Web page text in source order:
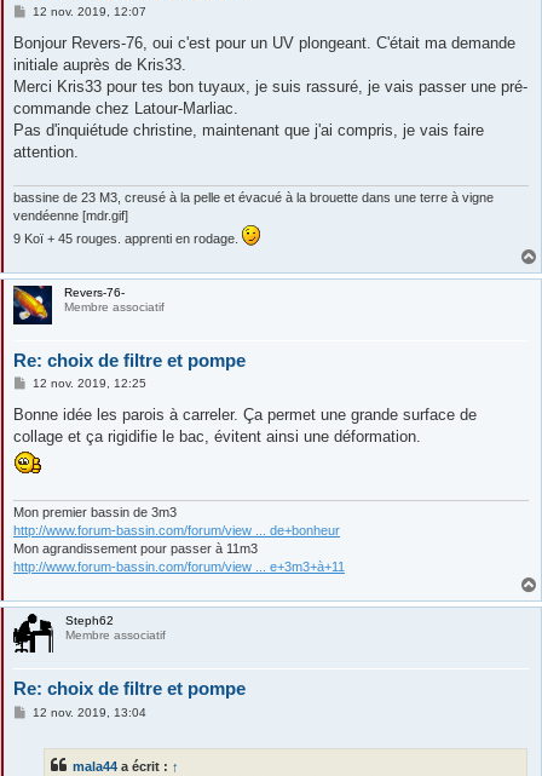
M
s
a
g
12 nov. 2019, 12:07
Bonjour Revers-76, oui c'est pour un UV plongeant. C'était ma demande
initiale auprès de Kris33.
Merci Kris33 pour tes bon tuyaux, je suis rassuré, je vais passer une pré-
commande chez Latour-Marliac.
Pas d'inquiétude christine, maintenant que j'ai compris, je vais faire
attention.
bassine de 23 M3, creusé à la pelle et évacué à la brouette dans une terre à vigne
vendéenne [mdr.gif]
9 Koï + 45 rouges. apprenti en rodage.
Revers-76-
Membre associatif
Re: choix de filtre et pompe
M
s
a
g
e
12 nov. 2019, 12:25
Bonne idée les parois à carreler. Ça permet une grande surface de
collage et ça rigidifie le bac, évitent ainsi une déformation.
Mon premier bassin de 3m3
http://www.forum-bassin.com/forum/view ... de+bonheur
Mon agrandissement pour passer à 11m3
http://www.forum-bassin.com/forum/view ... e+3m3+à+11
Steph62
Membre associatif
Re: choix de filtre et pompe
M12 nov. 2019, 13:04
mala44 a écrit : ↑